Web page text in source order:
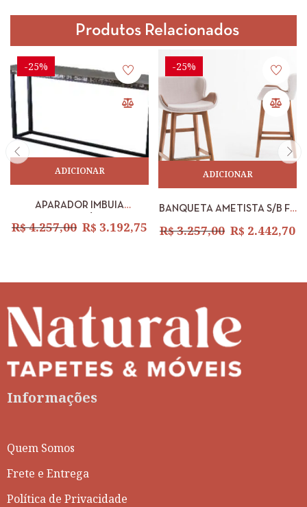
Produtos Relacionados
-25%
ADICIONAR
APARADOR IMBUIA
1,80 X 0,60M
R$4.257,00 R$ 3.192,75
-25%
ADICIONAR
BANQUETA AMETISTA S/B FT
2216 EST DUNAS
R$3.257,00 R$ 2.442,70
Informações
Quem Somos
Frete e Entrega
Política de Privacidade